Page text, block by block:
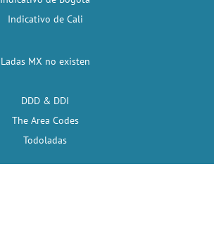
Indicativo de Cali
Ladas MX no existen
DDD & DDI
The Area Codes
Todoladas